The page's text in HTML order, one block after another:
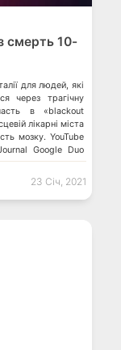
смерть 10-
для людей, які
через трагічну
в «blackout
лікарні міста
мозку. YouTube
Google Duo
23 Січ, 2021